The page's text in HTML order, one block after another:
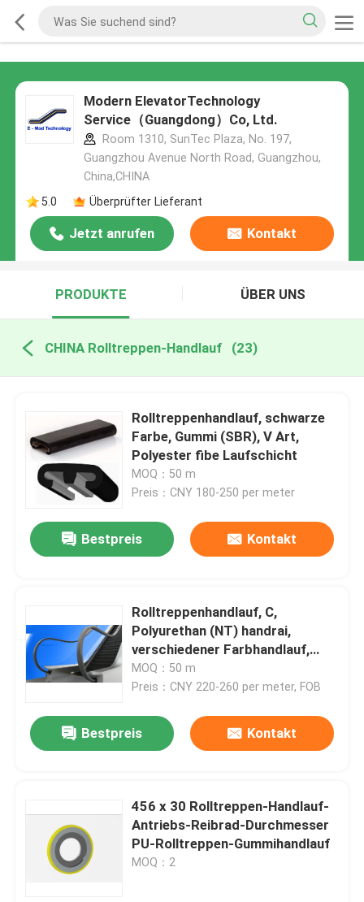
Modern ElevatorTechnology
Service（Guangdong）Co, Ltd.
Room 1310, SunTec Plaza, No. 197,
Guangzhou Avenue North Road, Guangzhou,
China,CHINA
5.0
Überprüfter Lieferant
Jetzt anrufen Kontakt
PRODUKTE ÜBER UNS
CHINA Rolltreppen-Handlauf (23)
Rolltreppenhandlauf, schwarze
Farbe, Gummi (SBR), V Art,
Polyester fibe Laufschicht
MOQ：50 m
Preis：CNY 180-250 per meter
Bestpreis Kontakt
Rolltreppenhandlauf, C,
Polyurethan (NT) handrai,
verschiedener Farbhandlauf,
brack/Blaues/Grau für Innen-/im
Freien
MOQ：50 m
Preis：CNY 220-260 per meter, FOB
Bestpreis Kontakt
456 x 30 Rolltreppen-Handlauf-
Antriebs-Reibrad-Durchmesser
PU-Rolltreppen-Gummihandlauf
MOQ：2